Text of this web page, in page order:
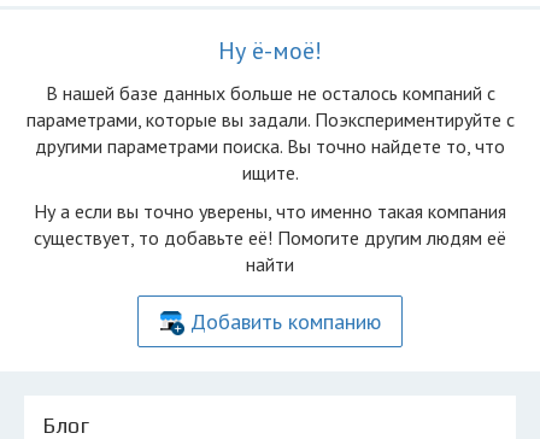
Ну ё-моё!
В нашей базе данных больше не осталоcь компаний с
параметрами, которые вы задали. Поэкспериментируйте с
другими параметрами поиска. Вы точно найдете то, что
ищите.
Ну а если вы точно уверены, что именно такая компания
существует, то добавьте её! Помогите другим людям её
найти
Добавить компанию
Блог